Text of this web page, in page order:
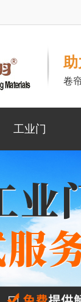
助
卷
工业门